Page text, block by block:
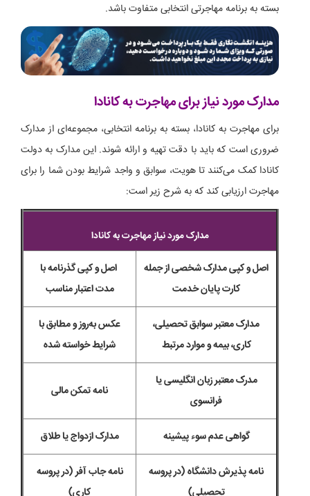
بسته به برنامه مهاجرتی انتخابی متفاوت باشد.
مدارک مورد نیاز برای مهاجرت به کانادا
برای مهاجرت به کانادا، بسته به برنامه انتخابی، مجموعه‌ای از مدارک
ضروری است که باید با دقت تهیه و ارائه شوند. این مدارک به دولت
کانادا کمک می‌کنند تا هویت، سوابق و واجد شرایط بودن شما را برای
مهاجرت ارزیابی کند که به شرح زیر است:
مدارک مورد نیاز مهاجرت به کانادا
اصل و کپی مدارک شخصی از جمله
کارت پایان خدمت
اصل و کپی گذرنامه با
مدت اعتبار مناسب
مدارک معتبر سوابق تحصیلی،
کاری، بیمه و موارد مرتبط
عکس به‌روز و مطابق با
شرایط خواسته شده
مدرک معتبر زبان انگلیسی یا
فرانسوی
نامه تمکن مالی
گواهی عدم سوء پیشینه مدارک ازدواج یا طلاق
نامه پذیرش دانشگاه (در پروسه
تحصیلی)
نامه جاب آفر (در پروسه
کاری)